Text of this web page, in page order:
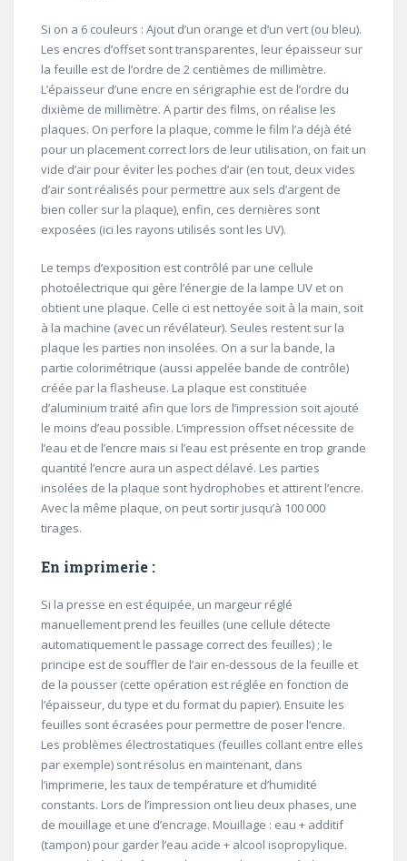
Si on a 6 couleurs : Ajout d’un orange et d’un vert (ou bleu).
Les encres d’offset sont transparentes, leur épaisseur sur
la feuille est de l’ordre de 2 centièmes de millimètre.
L’épaisseur d’une encre en sérigraphie est de l’ordre du
dixième de millimètre. A partir des films, on réalise les
plaques. On perfore la plaque, comme le film l’a déjà été
pour un placement correct lors de leur utilisation, on fait un
vide d’air pour éviter les poches d’air (en tout, deux vides
d’air sont réalisés pour permettre aux sels d’argent de
bien coller sur la plaque), enfin, ces dernières sont
exposées (ici les rayons utilisés sont les UV).
Le temps d’exposition est contrôlé par une cellule
photoélectrique qui gère l’énergie de la lampe UV et on
obtient une plaque. Celle ci est nettoyée soit à la main, soit
à la machine (avec un révélateur). Seules restent sur la
plaque les parties non insolées. On a sur la bande, la
partie colorimétrique (aussi appelée bande de contrôle)
créée par la flasheuse. La plaque est constituée
d’aluminium traité afin que lors de l’impression soit ajouté
le moins d’eau possible. L’impression offset nécessite de
l’eau et de l’encre mais si l’eau est présente en trop grande
quantité l’encre aura un aspect délavé. Les parties
insolées de la plaque sont hydrophobes et attirent l’encre.
Avec la même plaque, on peut sortir jusqu’à 100 000
tirages.
En imprimerie :
Si la presse en est équipée, un margeur réglé
manuellement prend les feuilles (une cellule détecte
automatiquement le passage correct des feuilles) ; le
principe est de souffler de l’air en-dessous de la feuille et
de la pousser (cette opération est réglée en fonction de
l’épaisseur, du type et du format du papier). Ensuite les
feuilles sont écrasées pour permettre de poser l’encre.
Les problèmes électrostatiques (feuilles collant entre elles
par exemple) sont résolus en maintenant, dans
l’imprimerie, les taux de température et d’humidité
constants. Lors de l’impression ont lieu deux phases, une
de mouillage et une d’encrage. Mouillage : eau + additif
(tampon) pour garder l’eau acide + alcool isopropylique.